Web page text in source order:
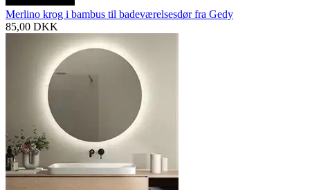
Merlino krog i bambus til badeværelsesdør fra Gedy
85,00 DKK